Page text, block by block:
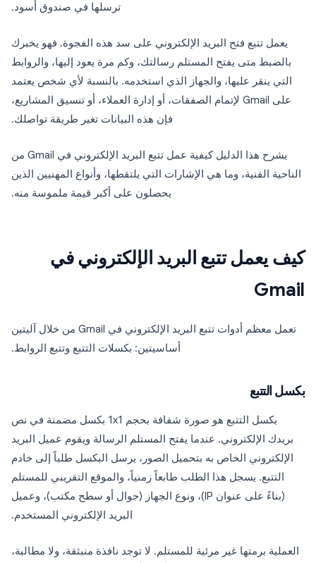
ترسلها في صندوق أسود.
يعمل تتبع فتح البريد الإلكتروني على سد هذه الفجوة. فهو يخبرك
بالضبط متى يفتح المستلم رسالتك، وكم مرة يعود إليها، والروابط
التي ينقر عليها، والجهاز الذي استخدمه. بالنسبة لأي شخص يعتمد
على Gmail لإتمام الصفقات، أو إدارة العملاء، أو تنسيق المشاريع،
فإن هذه البيانات تغير طريقة تواصلك.
يشرح هذا الدليل كيفية عمل تتبع البريد الإلكتروني في Gmail من
الناحية الفنية، وما هي الإشارات التي يلتقطها، وأنواع المهنيين الذين
يحصلون على أكبر قيمة ملموسة منه.
كيف يعمل تتبع البريد الإلكتروني في
Gmail
تعمل معظم أدوات تتبع البريد الإلكتروني في Gmail من خلال آليتين
أساسيتين: بكسلات التتبع وتتبع الروابط.
بكسل التتبع
بكسل التتبع هو صورة شفافة بحجم 1x1 بكسل مضمنة في نص
بريدك الإلكتروني. عندما يفتح المستلم الرسالة ويقوم عميل البريد
الإلكتروني الخاص به بتحميل الصور، يرسل البكسل طلباً إلى خادم
التتبع. يسجل هذا الطلب طابعاً زمنياً، والموقع التقريبي للمستلم
(بناءً على عنوان IP)، ونوع الجهاز (جوال أو سطح مكتب)، وعميل
البريد الإلكتروني المستخدم.
العملية برمتها غير مرئية للمستلم. لا توجد نافذة منبثقة، ولا مطالبة،